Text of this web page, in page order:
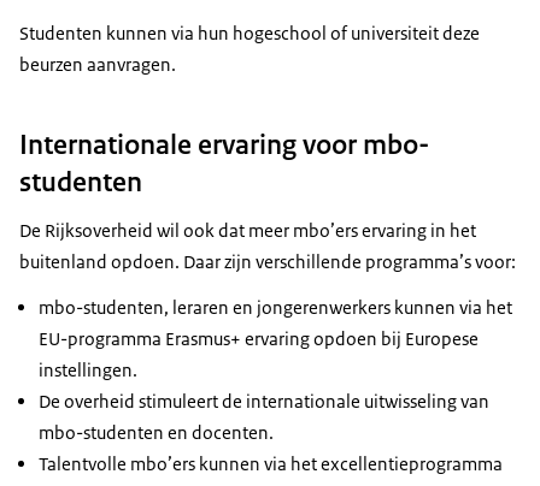
Studenten kunnen via hun hogeschool of universiteit deze
beurzen aanvragen.
Internationale ervaring voor mbo-
studenten
De Rijksoverheid wil ook dat meer mbo’ers ervaring in het
buitenland opdoen. Daar zijn verschillende programma’s voor:
mbo-studenten, leraren en jongerenwerkers kunnen via het
EU-programma Erasmus+ ervaring opdoen bij Europese
instellingen.
De overheid stimuleert de internationale uitwisseling van
mbo-studenten en docenten.
Talentvolle mbo’ers kunnen via het excellentieprogramma